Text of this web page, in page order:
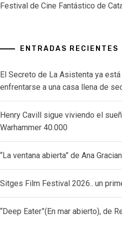
Festival de Cine Fantástico de
ENTRADAS RECIENTES
El Secreto de La Asistenta ya
enfrentarse a una casa llena de
Henry Cavill sigue viviendo el
Warhammer 40.000
“La ventana abierta” de Ana
Sitges Film Festival 2026.. un
“Deep Eater”(En mar abierto), de